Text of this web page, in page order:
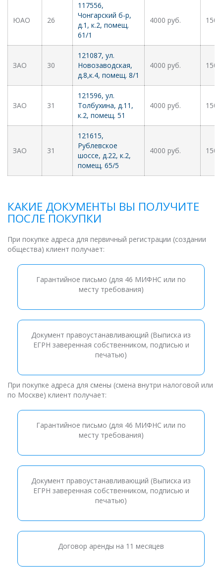
ЮАО 26
117556,
Чонгарский б-р,
д.1, к.2, помещ.
61/1
4000 руб.
ЗАО 30
121087, ул.
Новозаводская,
д.8,к.4, помещ. 8/1
4000 руб.
ЗАО 31
121596, ул.
Толбухина, д.11,
к.2, помещ. 51
4000 руб.
ЗАО 31
121615,
Рублевское
шоссе, д.22, к.2,
помещ. 65/5
4000 руб.
КАКИЕ ДОКУМЕНТЫ ВЫ ПОЛУЧИТЕ
ПОСЛЕ ПОКУПКИ
При покупке адреса для первичный регистрации (создании
общества) клиент получает:
Гарантийное письмо (для 46 МИФНС или по
месту требования)
Документ правоустанавливающий (Выписка из
ЕГРН заверенная собственником, подписью и
печатью)
При покупке адреса для смены (смена внутри налоговой или
по Москве) клиент получает:
Гарантийное письмо (для 46 МИФНС или по
месту требования)
Документ правоустанавливающий (Выписка из
ЕГРН заверенная собственником, подписью и
печатью)
Договор аренды на 11 месяцев